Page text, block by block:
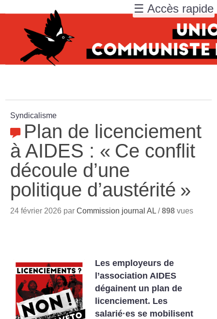
Syndicalisme
Plan de licenciement
à AIDES : « Ce conflit
découle d’une
politique d’austérité »
24 février 2026 parCommission journal AL /898 vues
Les employeurs de
l’association AIDES
dégainent un plan de
licenciement. Les
salarié·es se mobilisent
☰ Accès rapide